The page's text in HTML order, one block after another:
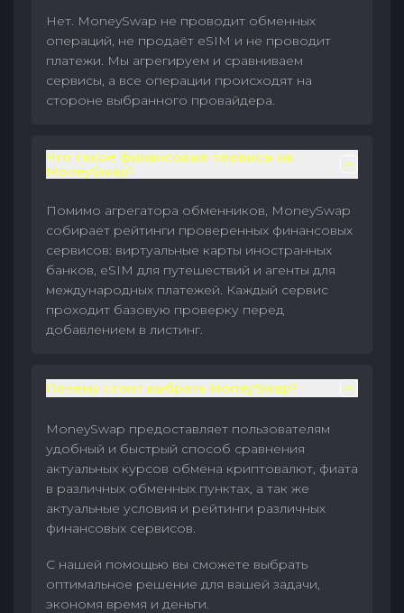
Нет. MoneySwap не проводит обменных
операций, не продаёт eSIM и не проводит
платежи. Мы агрегируем и сравниваем
сервисы, а все операции происходят на
стороне выбранного провайдера.
Что такое финансовые сервисы на
MoneySwap?
Помимо агрегатора обменников, MoneySwap
собирает рейтинги проверенных финансовых
сервисов: виртуальные карты иностранных
банков, eSIM для путешествий и агенты для
международных платежей. Каждый сервис
проходит базовую проверку перед
добавлением в листинг.
Почему стоит выбрать MoneySwap?
MoneySwap предоставляет пользователям
удобный и быстрый способ сравнения
актуальных курсов обмена криптовалют, фиата
в различных обменных пунктах, а так же
актуальные условия и рейтинги различных
финансовых сервисов.
С нашей помощью вы сможете выбрать
оптимальное решение для вашей задачи,
экономя время и деньги.